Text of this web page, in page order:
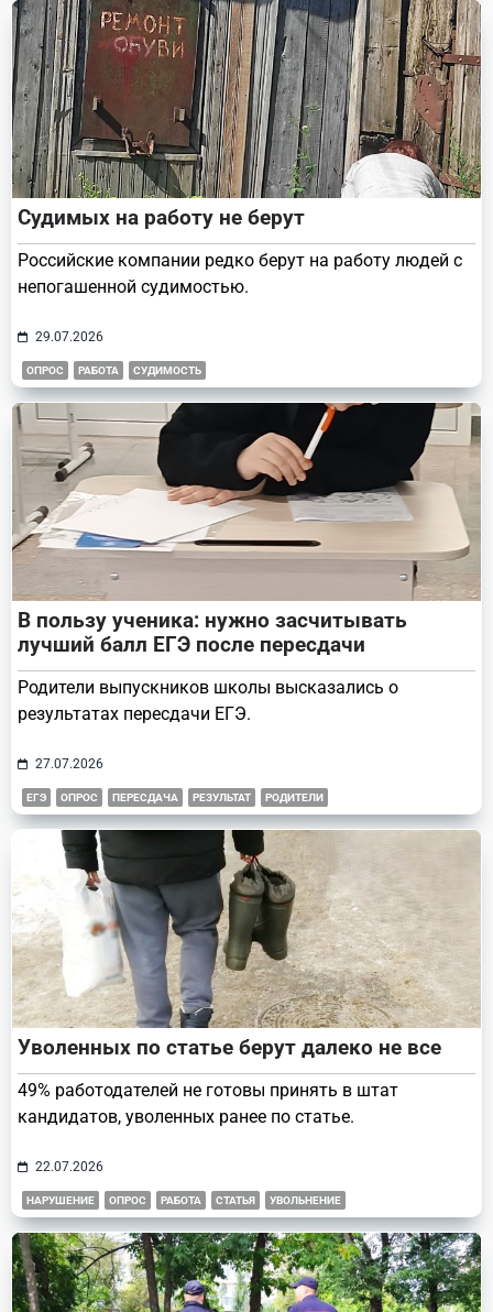
Судимых на работу не берут
Российские компании редко берут на работу людей с
непогашенной судимостью.
29.07.2026
ОПРОС РАБОТА СУДИМОСТЬ
В пользу ученика: нужно засчитывать
лучший балл ЕГЭ после пересдачи
Родители выпускников школы высказались о
результатах пересдачи ЕГЭ.
27.07.2026
ЕГЭ ОПРОС ПЕРЕСДАЧА РЕЗУЛЬТАТ РОДИТЕЛИ
Уволенных по статье берут далеко не все
49% работодателей не готовы принять в штат
кандидатов, уволенных ранее по статье.
22.07.2026
НАРУШЕНИЕ ОПРОС РАБОТА СТАТЬЯ УВОЛЬНЕНИЕ